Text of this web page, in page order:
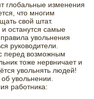
глобальные изменения
что многим
свой штат.
останутся самые
увольнения
руководители.
перед возможным
тоже нервничает и
увольнять людей!
увольнении.
работника: